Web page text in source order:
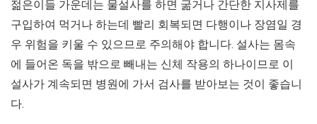
젊은이들 가운데는 물설사를 하면 굶거나 간단한 지사제를
구입하여 먹거나 하는데 빨리 회복되면 다행이나 장염일 경
우 위험을 키울 수 있으므로 주의해야 합니다. 설사는 몸속
에 들어온 독을 밖으로 빼내는 신체 작용의 하나이므로 이
설사가 계속되면 병원에 가서 검사를 받아보는 것이 좋습니
다.